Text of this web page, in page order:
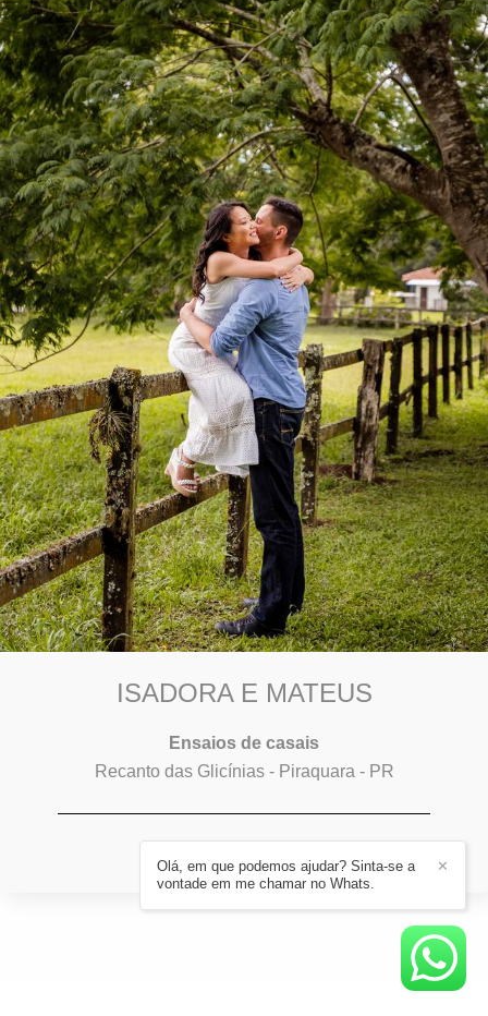
ISADORA E MATEUS
Ensaios de casais
Recanto das Glicínias - Piraquara - PR
76
✕
Olá, em que podemos ajudar? Sinta-se a
vontade em me chamar no Whats.